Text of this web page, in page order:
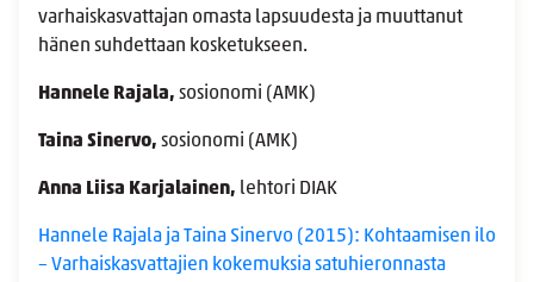
varhaiskasvattajan omasta lapsuudesta ja muuttanut
hänen suhdettaan kosketukseen.
Hannele Rajala, sosionomi (AMK)
Taina Sinervo, sosionomi (AMK)
Anna Liisa Karjalainen, lehtori DIAK
Hannele Rajala ja Taina Sinervo (2015): Kohtaamisen ilo
– Varhaiskasvattajien kokemuksia satuhieronnasta